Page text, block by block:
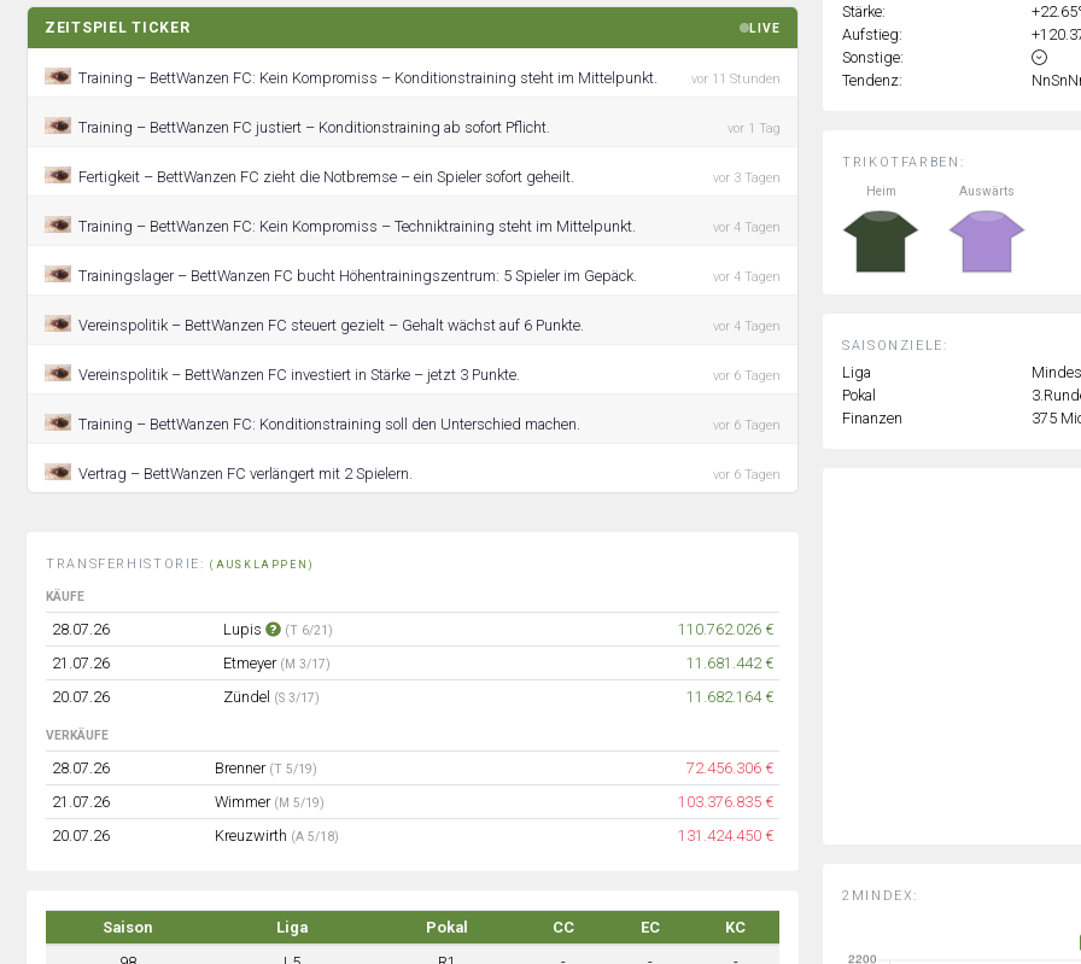
ZEITSPIEL TICKER LIVE
Training – BettWanzen FC: Kein Kompromiss – Konditionstraining steht im Mittelpunkt. vor 11 Stunden
Training – BettWanzen FC justiert – Konditionstraining ab sofort Pflicht. vor 1 Tag
Fertigkeit – BettWanzen FC zieht die Notbremse – ein Spieler sofort geheilt. vor 3 Tagen
Training – BettWanzen FC: Kein Kompromiss – Techniktraining steht im Mittelpunkt. vor 4 Tagen
Trainingslager – BettWanzen FC bucht Höhentrainingszentrum: 5 Spieler im Gepäck. vor 4 Tagen
Vereinspolitik – BettWanzen FC steuert gezielt – Gehalt wächst auf 6 Punkte. vor 4 Tagen
Vereinspolitik – BettWanzen FC investiert in Stärke – jetzt 3 Punkte. vor 6 Tagen
Training – BettWanzen FC: Konditionstraining soll den Unterschied machen. vor 6 Tagen
Vertrag – BettWanzen FC verlängert mit 2 Spielern. vor 6 Tagen
TRANSFERHISTORIE:(AUSKLAPPEN)
KÄUFE
28.07.26 Lupis (T 6/21)
110.762.026 €
21.07.26
Etmeyer (M 3/17)
11.681.442 €
20.07.26
Zündel (S 3/17) 11.682.164 €
VERKÄUFE
28.07.26 Brenner (T 5/19)
72.456.306 €
21.07.26
Wimmer (M 5/19)
103.376.835 €
20.07.26
Kreuzwirth (A 5/18) 131.424.450 €
Saison Liga Pokal CC EC
KC
TRIKOTFARBEN:
Heim
Auswärts
SAISONZIELE:
Liga
Pokal
Finanzen
375
2MINDEX:
Stärke:
Aufstieg:
Sonstige:
Tendenz: